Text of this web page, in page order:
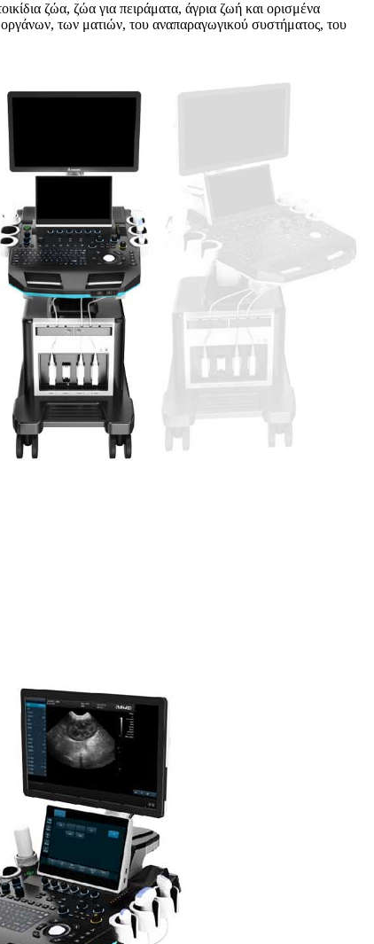
ζώα, ζώα για πειράματα, άγρια ​​ζωή και ορισμένα
οργάνων, των ματιών, του αναπαραγωγικού συστήματος, του